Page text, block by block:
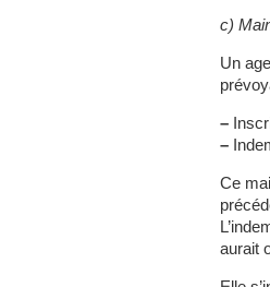
c)
Un
–
–
Ce
aurait